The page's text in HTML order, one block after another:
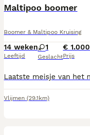
Maltipoo boomer
Boomer & Maltipoo Kruising
14 weken
Leeftijd
1
Geslacht
€ 1.000
Prijs
Vlijmen (29.1km)